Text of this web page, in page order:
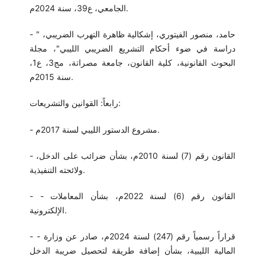
الجامعي، ع39، سنة 2024م.
- حامد، منصور الفيتوري، إشكالية ظاهرة التهرب الضريبي، "
دراسة في ضوء أحكام التشريع الضريبي الليبي"، مجلة
البحوث القانونية، كلية القانون، جامعة مصراتة، مج3، ع1،
سنة 2015م.
رابعاً: القوانين والتشريعات:
- مشروع الدستور الليبي لسنة 2017م.
- القانون رقم (7) لسنة 2010م، بشأن ضرائب على الدخل،
ولائحته التنفيذية.
- - القانون رقم (6) لسنة 2022م، بشأن المعاملات
الإلكترونية.
- - قراراً رسمياً رقم (247) لسنة 2024م، صادر عن وزارة
المالية الليبية، بشأن إضافة طريقة لتحصيل ضريبة الدخل